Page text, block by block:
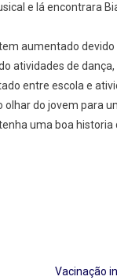
e lá encontrara
aumentado
atividades de
entre escola e
do jovem para
uma boa
Vacinação